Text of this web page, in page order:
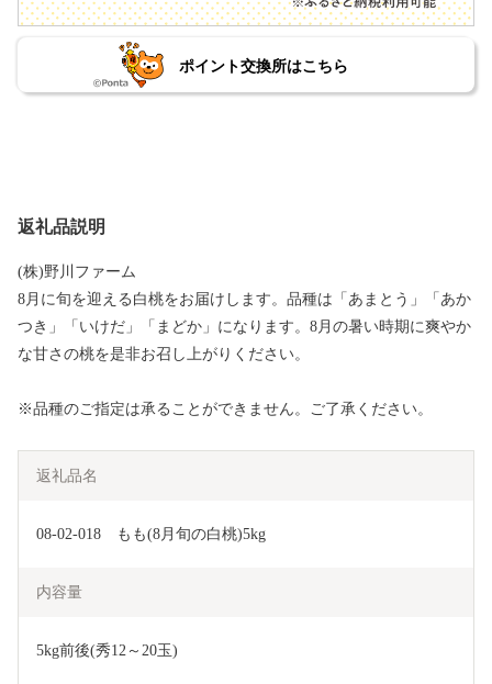
ポイント交換所はこちら
返礼品説明
(株)野川ファーム
8月に旬を迎える白桃をお届けします。品種は「あまとう」「あか
つき」「いけだ」「まどか」になります。8月の暑い時期に爽やか
な甘さの桃を是非お召し上がりください。
※品種のご指定は承ることができません。ご了承ください。
返礼品名
08-02-018　もも(8月旬の白桃)5kg
内容量
5kg前後(秀12～20玉)